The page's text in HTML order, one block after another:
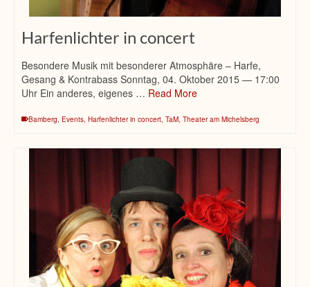
Harfenlichter in concert
Besondere Musik mit besonderer Atmosphäre – Harfe,
Gesang & Kontrabass Sonntag, 04. Oktober 2015 — 17:00
Uhr Ein anderes, eigenes … Read More
Bamberg, Events, Harfenlichter in concert, TaM, Theater am Michelsberg